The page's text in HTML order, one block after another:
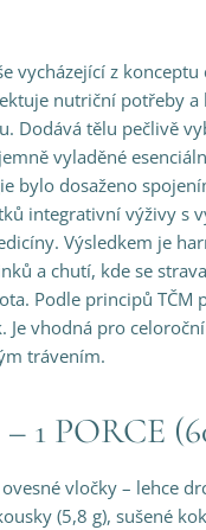
vycházející z konceptu
nutriční potřeby
Dodává tělu pečlivě
vyladěné
bylo dosaženo
integrativní výživy s
Výsledkem je
a chutí, kde se
Podle principů TČM
Je vhodná pro
trávením.
1 PORCE
vločky – lehce
(5,8 g), sušené